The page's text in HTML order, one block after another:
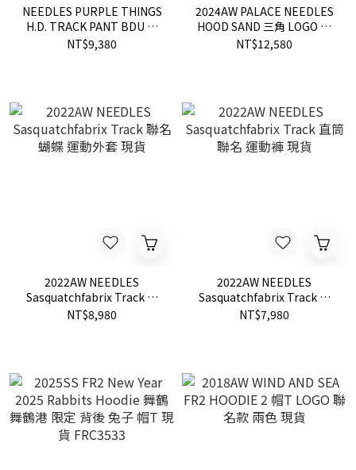
NEEDLES PURPLE THINGS
H.D. TRACK PANT BDU 口
袋 運動 長褲 寬版 現貨
NT$9,380
2024AW PALACE NEEDLES
HOOD SAND 三角 LOGO 聯
名 迷彩 帽T 現貨
NT$12,580
2022AW NEEDLES
Sasquatchfabrix Track 聯
名 蝴蝶 運動外套 現貨
NT$8,980
2022AW NEEDLES
Sasquatchfabrix Track 直
筒 聯名 運動褲 現貨
NT$7,980